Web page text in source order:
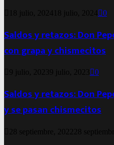
18 julio, 2024 18 julio, 2024 0
Saldos y retazos: Don
con grapa y chismecitos
9 julio, 20239 julio, 2023 0
Saldos y retazos: Don
y se pasan chismecitos
28 septiembre, 2022 28